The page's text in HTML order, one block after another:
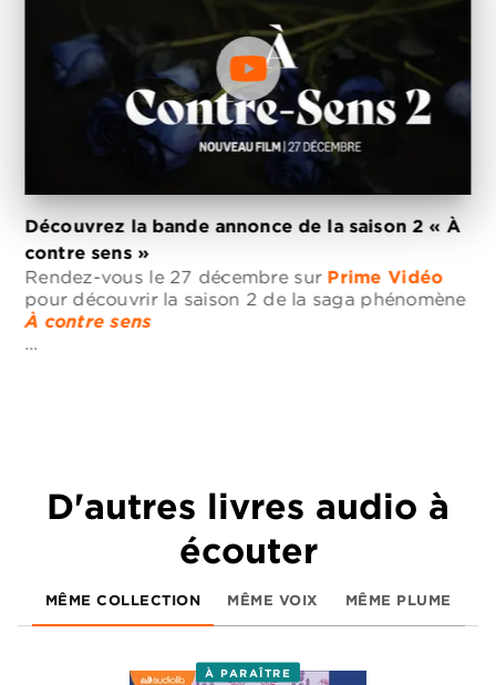
Découvrez la bande annonce de la saison 2 « À
contre sens »
Rendez-vous le 27 décembre sur Prime Vidéo
pour découvrir la saison 2 de la saga phénomène
À contre sens
…
D'autres livres audio à
écouter
MÊME COLLECTION MÊME VOIX MÊME PLUME
À PARAÎTRE